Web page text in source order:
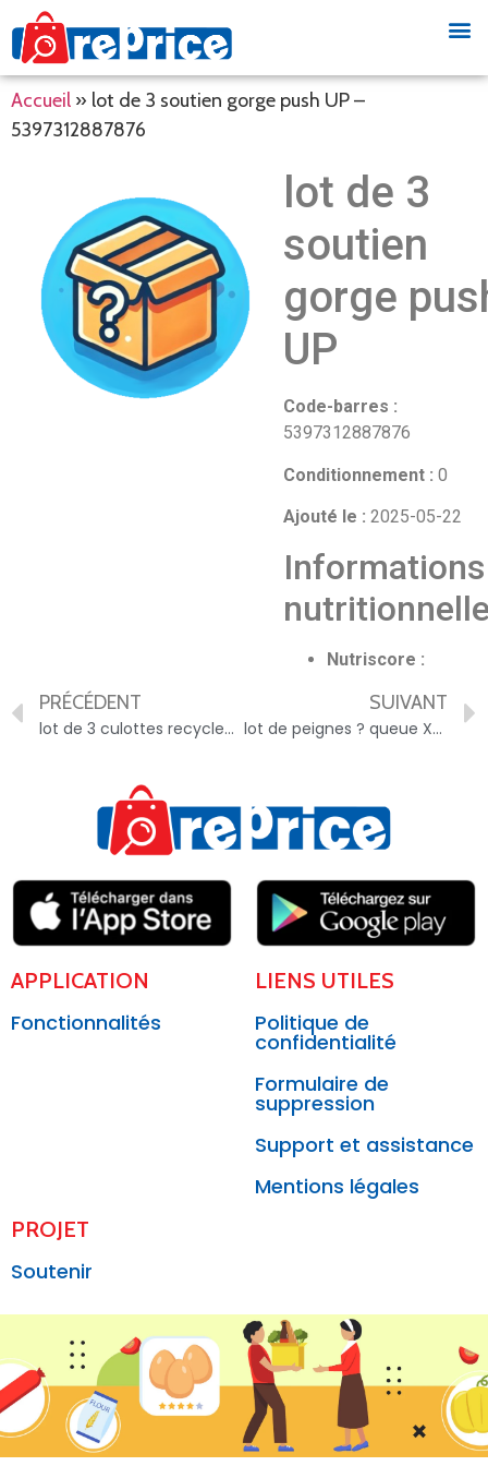
Accueil » lot de 3 soutien gorge push UP –
5397312887876
lot de 3
soutien
gorge
UP
Code-barres :
5397312887876
Conditionnement : 0
Ajouté le : 2025-05-22
Informations
Nutriscore :
PRÉCÉDENT
lot de 3 culottes recycled nylon – 5397314070429
SUIVANT
lot de peignes ? queue X2 – 5397302563346
APPLICATION
Fonctionnalités
LIENS UTILES
Politique de
confidentialité
Formulaire de
suppression
Support et assistance
Mentions légales
PROJET
Soutenir